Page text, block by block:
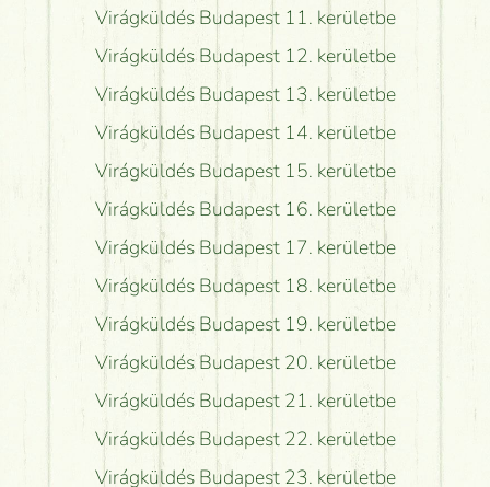
Virágküldés Budapest 11. kerületbe
Virágküldés Budapest 12. kerületbe
Virágküldés Budapest 13. kerületbe
Virágküldés Budapest 14. kerületbe
Virágküldés Budapest 15. kerületbe
Virágküldés Budapest 16. kerületbe
Virágküldés Budapest 17. kerületbe
Virágküldés Budapest 18. kerületbe
Virágküldés Budapest 19. kerületbe
Virágküldés Budapest 20. kerületbe
Virágküldés Budapest 21. kerületbe
Virágküldés Budapest 22. kerületbe
Virágküldés Budapest 23. kerületbe